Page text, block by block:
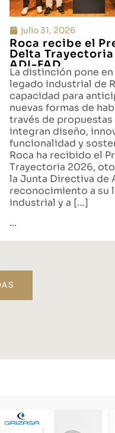
julio 31, 2026
Roca recibe el
Delta
ADI-FAD
La distinción pone
legado industrial de
capacidad para
nuevas formas de
través de propuestas
integran diseño,
funcionalidad y
Roca ha recibido el
Trayectoria 2026,
la Junta Directiva de
reconocimiento a su
industrial y a […]
...